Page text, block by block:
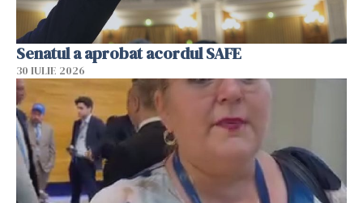
Senatul a aprobat acordul SAFE
30 IULIE 2026